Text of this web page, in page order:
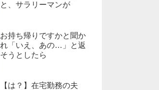
と、サラリーマンが
お持ち帰りですかと聞か
れ「いえ、あの…」と返
そうとしたら
【は？】在宅勤務の夫